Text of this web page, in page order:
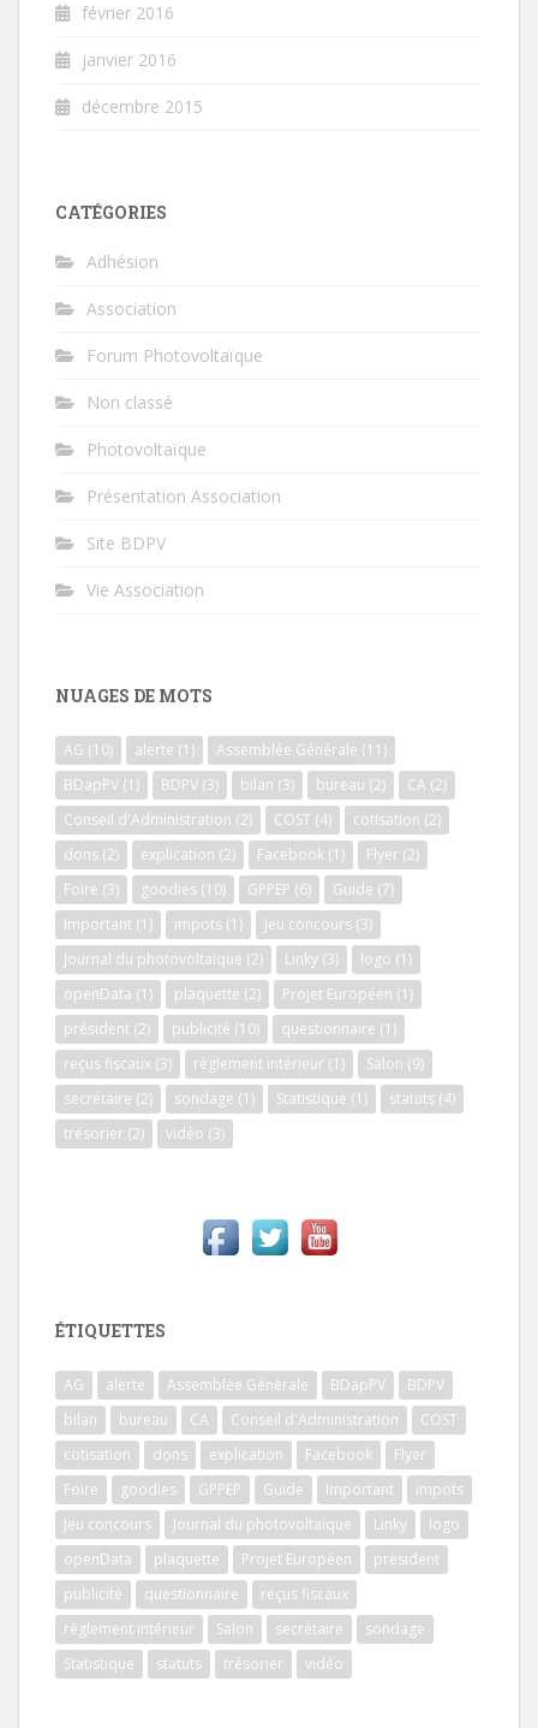
février 2016
janvier 2016
décembre 2015
CATÉGORIES
Adhésion
Association
Forum Photovoltaïque
Non classé
Photovoltaïque
Présentation Association
Site BDPV
Vie Association
NUAGES DE MOTS
AG (10) alerte (1) Assemblée Générale (11)
BDapPV (1) BDPV (3) bilan (3) bureau (2) CA (2)
Conseil d'Administration (2) COST (4) cotisation (2)
dons (2) explication (2) Facebook (1) Flyer (2)
Foire (3) goodies (10) GPPEP (6) Guide (7)
Important (1) impots (1) Jeu concours (3)
Journal du photovoltaïque (2) Linky (3) logo (1)
openData (1) plaquette (2) Projet Européen (1)
président (2) publicité (10) questionnaire (1)
reçus fiscaux (3) règlement intérieur (1) Salon (9)
secrétaire (2) sondage (1) Statistique (1) statuts (4)
trésorier (2) vidéo (3)
ÉTIQUETTES
AG alerte Assemblée Générale BDapPV
BDPV
bilan
bureau CA Conseil d'Administration
COST
cotisation
dons explication Facebook
Flyer
Foire
goodies GPPEP Guide Important
impots
Jeu concours
Journal du photovoltaïque Linky
logo
openData
plaquette Projet Européen
président
publicité
questionnaire
reçus fiscaux
règlement intérieur
Salon secrétaire
sondage
Statistique
statuts trésorier vidéo